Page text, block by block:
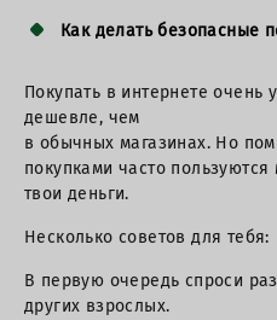
Как делать безопасные
Покупать в интернете очень
дешевле, чем
в обычных магазинах. Но
покупками часто
твои деньги.
Несколько советов для тебя:
В первую очередь спроси
других взрослых.